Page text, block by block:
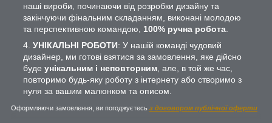
наші вироби, починаючи від розробки дизайну та
закінчуючи фінальним складанням, виконані молодою
та перспективною командою, 100% ручна робота
УНІКАЛЬНІ РОБОТИ: У нашій команді чудовий
дизайнер, ми готові взятися за замовлення, яке дійсно
буде унікальним і неповторним , але, в той же час,
повторимо будь-яку роботу з інтернету або створимо з
нуля за вашим малюнком та описом.
Оформляючи замовлення, ви погоджуєтесь з договором публічної оферти